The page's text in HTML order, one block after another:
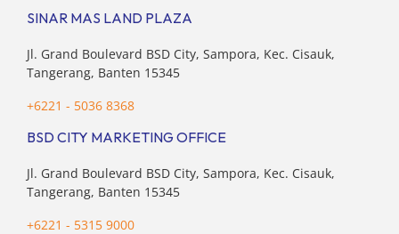
SINAR MAS LAND PLAZA
Jl. Grand Boulevard BSD City, Sampora, Kec. Cisauk,
Tangerang, Banten 15345
+6221 - 5036 8368
BSD CITY MARKETING OFFICE
Jl. Grand Boulevard BSD City, Sampora, Kec. Cisauk,
Tangerang, Banten 15345
+6221 - 5315 9000